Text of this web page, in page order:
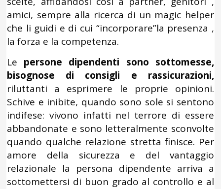
amici, sempre alla ricerca di un magic helper
che li guidi e di cui “incorporare”la presenza ,
la forza e la competenza.
Le persone dipendenti sono sottomesse,
bisognose di consigli e rassicurazioni,
riluttanti a esprimere le proprie opinioni.
Schive e inibite, quando sono sole si sentono
indifese: vivono infatti nel terrore di essere
abbandonate e sono letteralmente sconvolte
quando qualche relazione stretta finisce. Per
amore della sicurezza e del vantaggio
relazionale la persona dipendente arriva a
sottomettersi di buon grado al controllo e al